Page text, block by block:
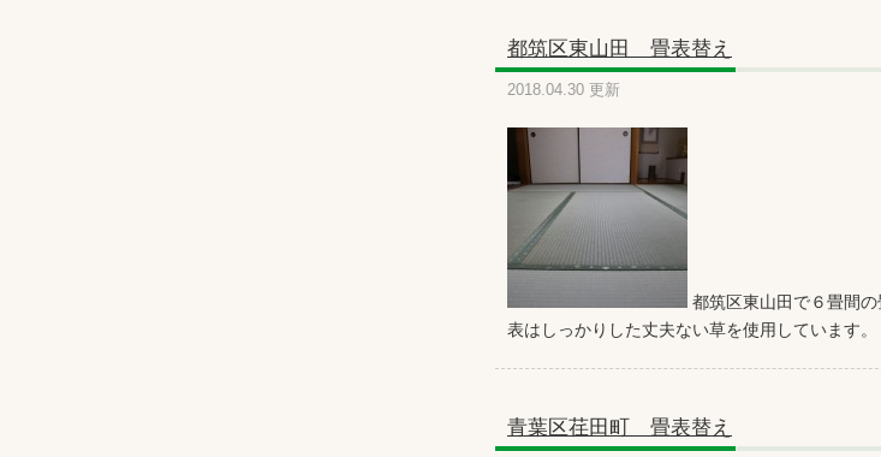
都筑区東山田 畳表替え
2018.04.30 更新
都筑区東山田で６畳間
表はしっかりした丈夫ない草を使用しています。
青葉区荏田町 畳表替え